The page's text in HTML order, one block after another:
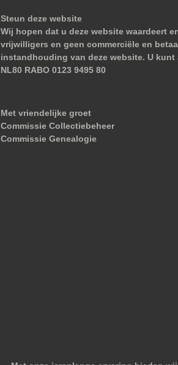
Steun deze website
Wij hopen dat u deze website waardeert
vrijwilligers en geen commerciële en
instandhouding van deze website. U
NL80 RABO 0123 9495 80
Met vriendelijke groet
Commissie Collectiebeheer
Commissie Genealogie